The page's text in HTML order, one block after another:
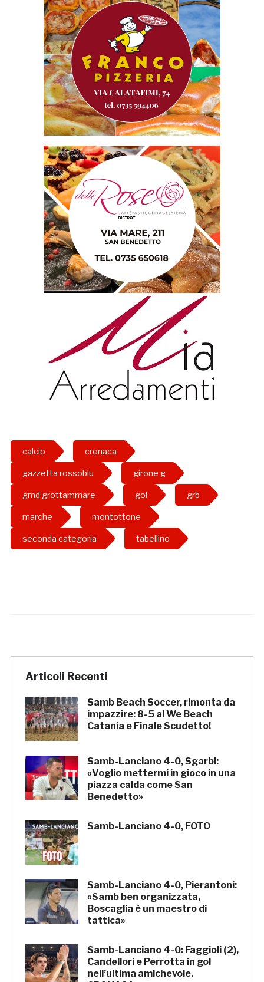
calcio cronaca
gazzetta rossoblu girone g
gmd grottammare gol grb
marche montottone
seconda categoria tabellino
Articoli Recenti
Samb Beach Soccer, rimonta da
impazzire: 8-5 al We Beach
Catania e Finale Scudetto!
Samb-Lanciano 4-0, Sgarbi:
«Voglio mettermi in gioco in una
piazza calda come San
Benedetto»
Samb-Lanciano 4-0, FOTO
Samb-Lanciano 4-0, Pierantoni:
«Samb ben organizzata,
Boscaglia è un maestro di
tattica»
Samb-Lanciano 4-0: Faggioli (2),
Candellori e Perrotta in gol
nell’ultima amichevole.